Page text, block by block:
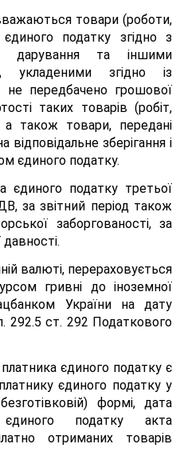
товари (роботи,
податку згідно з
дарування та іншими
укладеними згідно із
передбачено грошової
таких товарів (робіт,
також товари, передані
зберігання і
єдиного податку.
податку третьої
за звітний період також
заборгованості, за
валюті, перераховується
гривні до іноземної
України на дату
292.5 ст. 292 Податкового
єдиного податку є
єдиного податку у
формі, дата
податку акта
отриманих товарів